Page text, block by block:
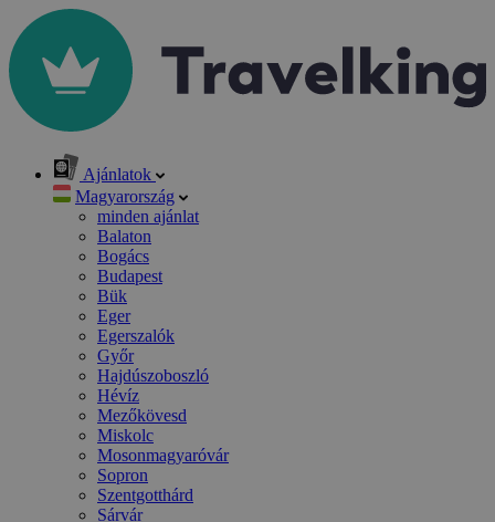
Ajánlatok
Magyarország
minden ajánlat
Balaton
Bogács
Budapest
Bük
Eger
Egerszalók
Győr
Hajdúszoboszló
Hévíz
Mezőkövesd
Miskolc
Mosonmagyaróvár
Sopron
Szentgotthárd
Sárvár